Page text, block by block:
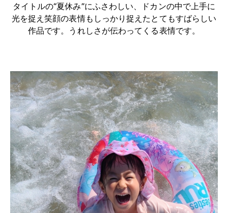
タイトルの“夏休み”にふさわしい、ドカンの中で上手に
光を捉え笑顔の表情もしっかり捉えたとてもすばらしい
作品です。うれしさが伝わってくる表情です。